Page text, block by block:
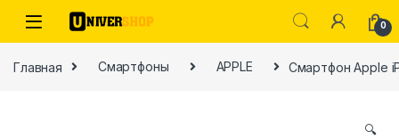
Skip to navigation
Skip to content
0
Главная Смартфоны APPLE Смартфон Apple
🔍